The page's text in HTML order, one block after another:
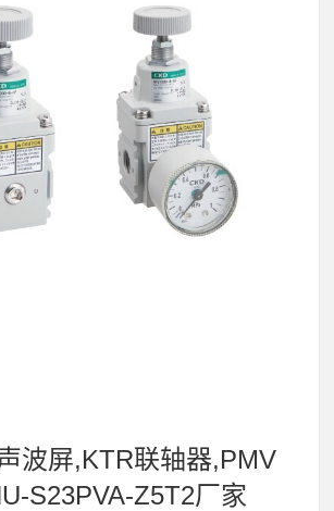
波屏,KTR联轴器,PMV
S23PVA-Z5T2厂家